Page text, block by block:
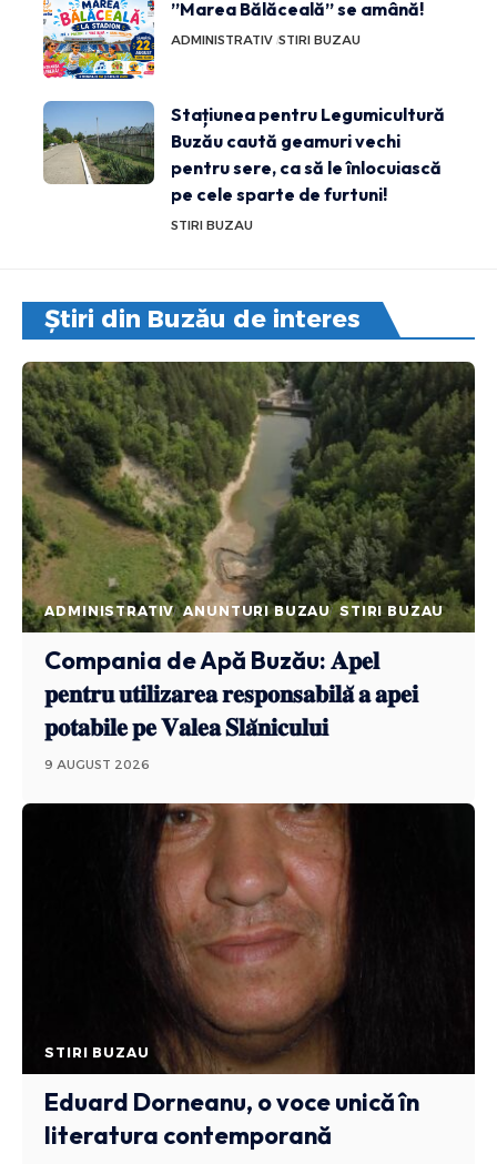
”Marea Bălăceală” se amână!
ADMINISTRATIV STIRI BUZAU
Stațiunea pentru Legumicultură
Buzău caută geamuri vechi
pentru sere, ca să le înlocuiască
pe cele sparte de furtuni!
STIRI BUZAU
Știri din Buzău de interes
ADMINISTRATIV ANUNTURI BUZAU STIRI BUZAU
Compania de Apă Buzău: 𝐀𝐩𝐞𝐥
𝐩𝐞𝐧𝐭𝐫𝐮 𝐮𝐭𝐢𝐥𝐢𝐳𝐚𝐫𝐞𝐚 𝐫𝐞𝐬𝐩𝐨𝐧𝐬𝐚𝐛𝐢𝐥𝐚̆ 𝐚 𝐚𝐩𝐞𝐢
𝐩𝐨𝐭𝐚𝐛𝐢𝐥𝐞 𝐩𝐞 𝐕𝐚𝐥𝐞𝐚 𝐒𝐥𝐚̆𝐧𝐢𝐜𝐮𝐥𝐮𝐢
9 AUGUST 2026
STIRI BUZAU
Eduard Dorneanu, o voce unică în
literatura contemporană